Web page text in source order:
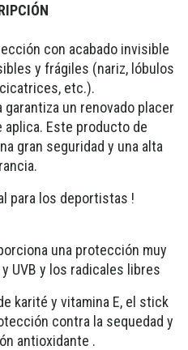
con acabado invisible
y frágiles (nariz, lóbulos
etc.).
un renovado placer
aplica. Este producto de
gran seguridad y una alta
para los deportistas !
una protección muy
UVB y los radicales libres
karité y vitamina E, el stick
contra la sequedad y
antioxidante .